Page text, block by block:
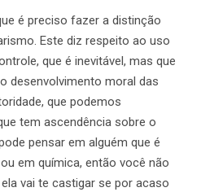
é preciso fazer a distinção
Este diz respeito ao uso
que é inevitável, mas que
desenvolvimento moral das
que podemos
tem ascendência sobre o
pensar em alguém que é
em química, então você não
vai te castigar se por acaso